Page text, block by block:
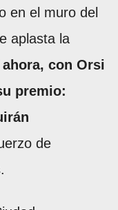
en el muro del
aplasta la
ahora, con Orsi
premio:
de